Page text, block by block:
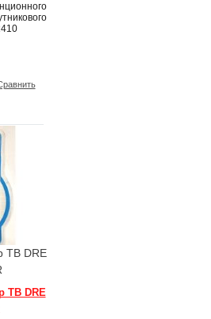
ТВ DRE
ТВ DRE